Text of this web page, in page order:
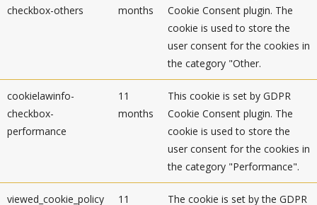
checkbox-others
months
Cookie Consent plugin. The
cookie is used to store the
user consent for the cookies in
the category "Other.
cookielawinfo-
checkbox-
performance
11
months
This cookie is set by GDPR
Cookie Consent plugin. The
cookie is used to store the
user consent for the cookies in
the category "Performance".
viewed_cookie_policy
11
The cookie is set by the GDPR